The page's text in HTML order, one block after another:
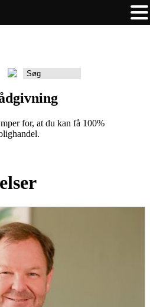
for, at du kan få 100%